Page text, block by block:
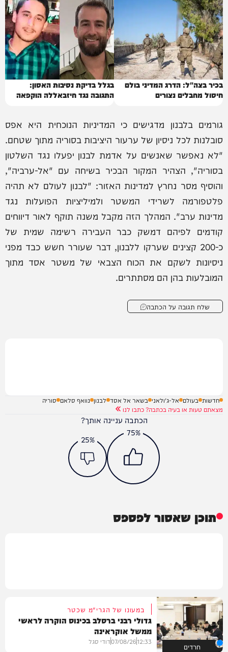
בכיר בצה"ל: הדרג המדיני בולם
חיסול מחבלים נצורים
בגלל בדיקת נסיבות האסון:
התגובה נגד חיזבאללה הוקפאה
גורמים בלבנון מדגישים כי המדיניות הנוכחית היא אפס
סובלנות לכל ניסיון של ערעור היציבות בסוריה מתוך שטחם.
"לא נאפשר שאנשים על אדמת לבנון יפעלו נגד השלטון
בסוריה", הצהיר המקור הבכיר בשיחה עם "אל-ערביה",
והוסיף מסר נחרץ למדינות האזור: "לבנון לעולם לא תהיה
פלטפורמה לשרידי המשטר ולמיליציות הפועלות נגד
מדינות ערב". המהלך הזה מקבל משנה תוקף לאור דיווחים
קודמים לפיהם דמשק כבר העבירה רשימה שמית של
כ-200 קצינים שערקו ללבנון, דבר שעורר חשש כבד מפני
ניסיונות לשקם את הכוח הצבאי של משטר אסד מתוך
המובלעות בהן הם מסתתרים.
שלח תגובה על הכתבה
חדשות בעולם אל-ג'ולאני בשאר אל אסד לבנון נוואף סלאם סוריה
מצאתם טעות או בעיה בכתבה? כתבו לנו
הכתבה עניינה אותך?
75%
25%
תוכן שאסור לפספס
חרדים
במעונו של הגרי"מ שכטר
גדולי רבני ברסלב בכינוס הוקרה לראשי
ממשל אוקראינה
12:33
07/08/26דודי סגל